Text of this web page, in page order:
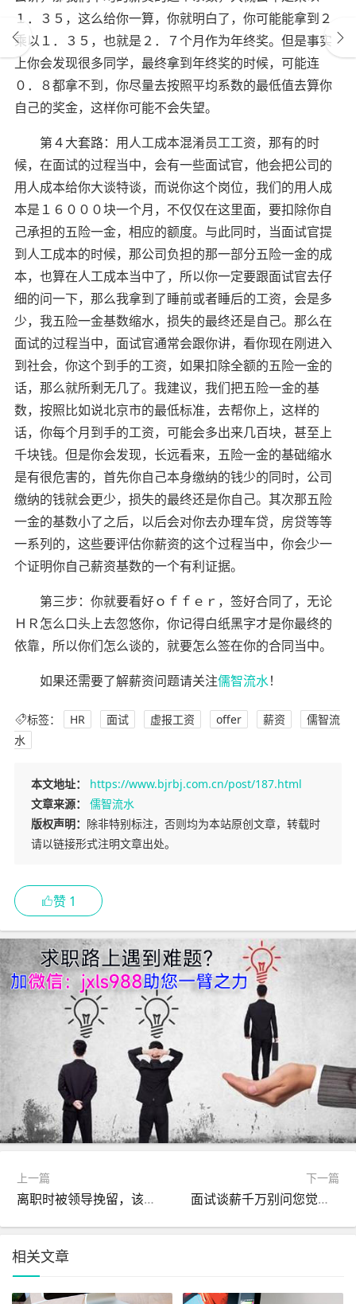
１．３５，这么给你一算，你就明白了，你可能能拿到２
乘以１．３５，也就是２．７个月作为年终奖。但是事实
上你会发现很多同学，最终拿到年终奖的时候，可能连
０．８都拿不到，你尽量去按照平均系数的最低值去算你
自己的奖金，这样你可能不会失望。
第４大套路：用人工成本混淆员工工资，那有的时
候，在面试的过程当中，会有一些面试官，他会把公司的
用人成本给你大谈特谈，而说你这个岗位，我们的用人成
本是１６０００块一个月，不仅仅在这里面，要扣除你自
己承担的五险一金，相应的额度。与此同时，当面试官提
到人工成本的时候，那公司负担的那一部分五险一金的成
本，也算在人工成本当中了，所以你一定要跟面试官去仔
细的问一下，那么我拿到了睡前或者睡后的工资，会是多
少，我五险一金基数缩水，损失的最终还是自己。那么在
面试的过程当中，面试官通常会跟你讲，看你现在刚进入
到社会，你这个到手的工资，如果扣除全额的五险一金的
话，那么就所剩无几了。我建议，我们把五险一金的基
数，按照比如说北京市的最低标准，去帮你上，这样的
话，你每个月到手的工资，可能会多出来几百块，甚至上
千块钱。但是你会发现，长远看来，五险一金的基础缩水
是有很危害的，首先你自己本身缴纳的钱少的同时，公司
缴纳的钱就会更少，损失的最终还是你自己。其次那五险
一金的基数小了之后，以后会对你去办理车贷，房贷等等
一系列的，这些要评估你薪资的这个过程当中，你会少一
个证明你自己薪资基数的一个有利证据。
第三步：你就要看好ｏｆｆｅｒ，签好合同了，无论
ＨＲ怎么口头上去忽悠你，你记得白纸黑字才是你最终的
依靠，所以你们怎么谈的，就要怎么签在你的合同当中。
如果还需要了解薪资问题请关注儒智流水！
标签： HR 面试 虚报工资 offer 薪资
儒智流
水
本文地址：
https://www.bjrbj.com.cn/post/187.html
文章来源：
儒智流水
版权声明： 除非特别标注，否则均为本站原创文章，转载时
请以链接形式注明文章出处。
赞 1
上一篇
离职时被领导挽留，该如何应对？
下一篇
面试谈薪千万别问您觉得我值多少，快用这４步超强逻辑来回答吧！
相关文章